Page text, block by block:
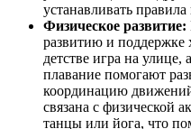
устанавливать
Физическое развитие:
развитию и
детстве игра на
плавание помогают
координацию
связана с физической
танцы или йога, что